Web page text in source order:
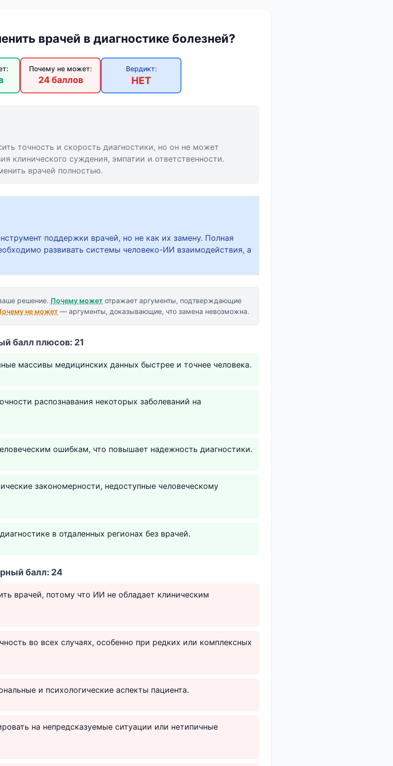
врачей в диагностике болезней?
Почему не может:
24 баллов
Вердикт:
НЕТ
точность и скорость диагностики, но он не может
клинического суждения, эмпатии и ответственности.
врачей полностью.
поддержки врачей, но не как их замену. Полная
развивать системы человеко-ИИ взаимодействия, а
решение. Почему может отражает аргументы, подтверждающие
не может — аргументы, доказывающие, что замена невозможна.
балл плюсов: 21
массивы медицинских данных быстрее и точнее человека.
распознавания некоторых заболеваний на
ошибкам, что повышает надежность диагностики.
закономерности, недоступные человеческому
в отдаленных регионах без врачей.
балл: 24
врачей, потому что ИИ не обладает клиническим
во всех случаях, особенно при редких или комплексных
и психологические аспекты пациента.
на непредсказуемые ситуации или нетипичные